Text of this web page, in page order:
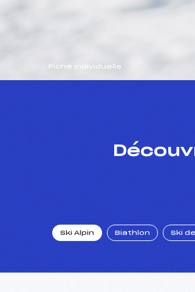
Fiche individuelle
Ski Alpin Biathlon Ski